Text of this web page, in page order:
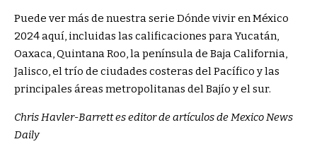
Puede ver más de nuestra serie Dónde vivir en México
2024 aquí, incluidas las calificaciones para Yucatán,
Oaxaca, Quintana Roo, la península de Baja California,
Jalisco, el trío de ciudades costeras del Pacífico y las
principales áreas metropolitanas del Bajío y el sur.
Chris Havler-Barrett es editor de artículos de Mexico News
Daily